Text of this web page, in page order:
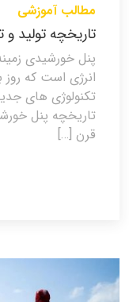
مطالب آموزشی
تاریخچه تولید
پنل خورشیدی
انرژی است که
تکنولوژی های
تاریخچه پنل
قرن […]